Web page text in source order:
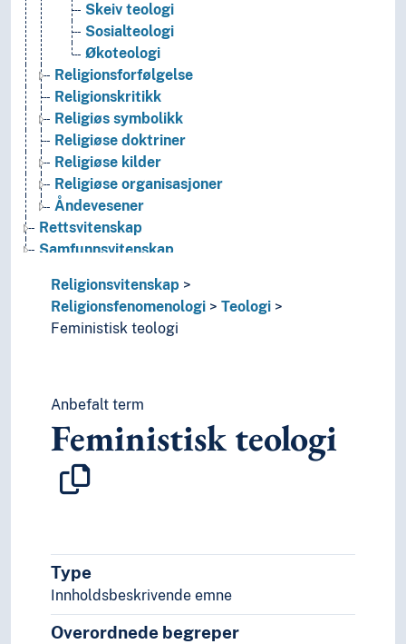
Skeiv teologi
Sosialteologi
Økoteologi
Religionsforfølgelse
Religionskritikk
Religiøs symbolikk
Religiøse doktriner
Religiøse kilder
Religiøse organisasjoner
Åndevesener
Rettsvitenskap
Samfunnsvitenskap
Tid i enheter, stadier og perioder
Religionsvitenskap
Religionsfenomenologi
Teologi
Feministisk teologi
Anbefalt term
Feministisk teologi
Type
Innholdsbeskrivende emne
Overordnede begreper